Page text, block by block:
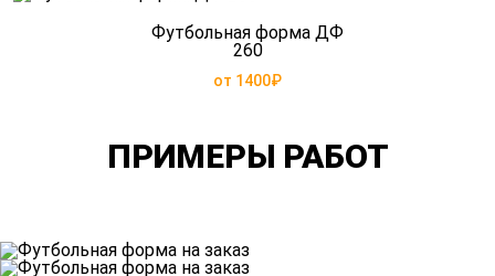
Футбольная форма ДФ
260
от 1400₽
ПРИМЕРЫ РАБОТ